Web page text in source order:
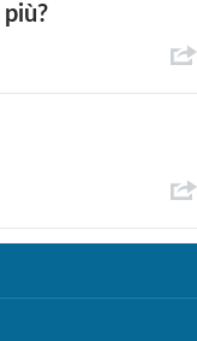
più?